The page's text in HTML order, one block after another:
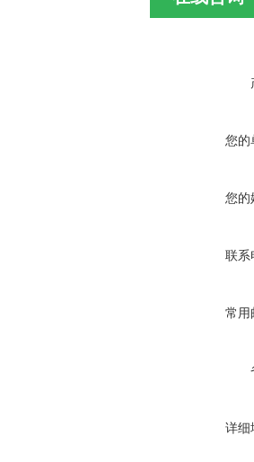
您的
您的
联系
常用
详细